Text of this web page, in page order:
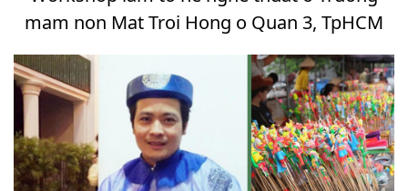
mam non Mat Troi Hong o Quan 3, TpHCM